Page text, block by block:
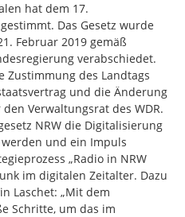
hat dem 17.
Das Gesetz wurde
Februar 2019 gemäß
verabschiedet.
Zustimmung des Landtags
und die Änderung
Verwaltungsrat des WDR.
NRW die Digitalisierung
und ein Impuls
„Radio in NRW
im digitalen Zeitalter. Dazu
Laschet: „Mit dem
Schritte, um das im